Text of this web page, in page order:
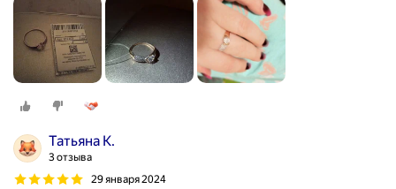
Татьяна К.
3 отзыва
29 января 2024